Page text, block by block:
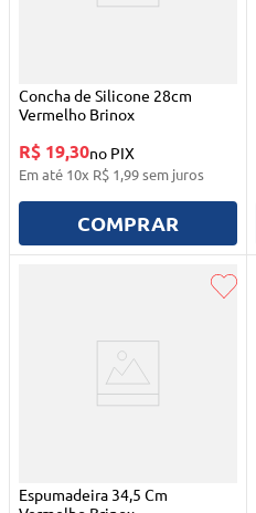
Concha de Silicone 28cm
Vermelho Brinox
R$ 19,30no PIX
Em até 10x R$ 1,99sem juros
COMPRAR
Espumadeira 34,5 Cm